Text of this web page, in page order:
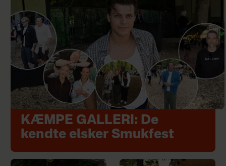
KÆMPE GALLERI: De
kendte elsker Smukfest